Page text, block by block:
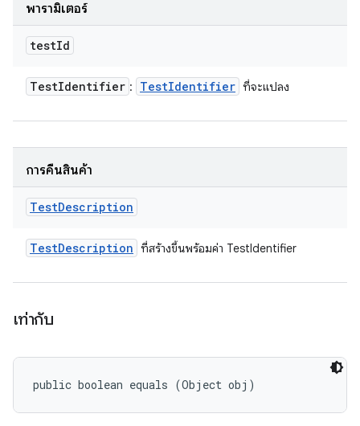
พารามิเตอร์
testId
TestIdentifier : TestIdentifier ที่จะแปลง
การคืนสินค้า
TestDescription
TestDescription ที่สร้างขึ้นพร้อมค่า TestIdentifier
เท่ากับ
public boolean equals (Object obj)